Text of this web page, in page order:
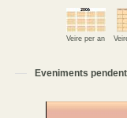
Veire per an
Eveniments pendent